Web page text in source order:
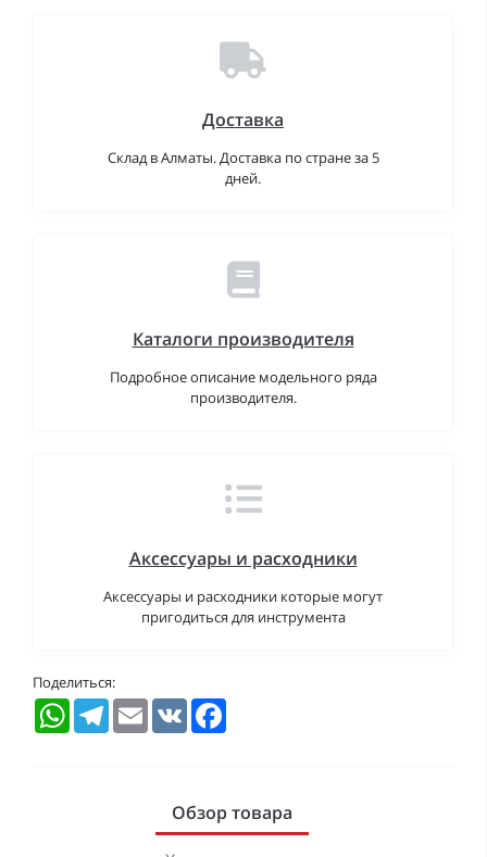
Доставка
Склад в Алматы. Доставка по стране за 5
дней.
Каталоги производителя
Подробное описание модельного ряда
производителя.
Аксессуары и расходники
Аксессуары и расходники которые могут
пригодиться для инструмента
Поделиться:
WhatsAppTelegramEmail VK
Обзор товара